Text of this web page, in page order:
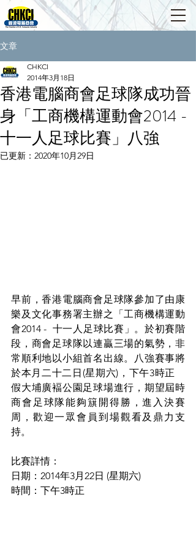
文章
香港電腦商會足球隊成功晉
身「工商機構運動會2014 -
十一人足球比賽」八強
CHKCI
2014年3月18日
已更新： 2020年10月29日
早前，香港電腦商會足球隊參加了由康
樂及文化事務署主辦之「工商機構運動
會2014 -  十一人足球比賽」。於初賽階
段，商會足球隊以連贏三場的氣勢，非
常順利地以小組首名出線。八強賽事將
於本月二十二日(星期六)，下午3時正
假大埔廣褔公園足球場進行，期望屆時
商會足球隊能夠簱開得勝，進入決賽
周，歡迎一眾會員到場觀看及鼎力支
持。
比賽詳情：
日期：2014年3月22日 (星期六)
時間：下午3時正